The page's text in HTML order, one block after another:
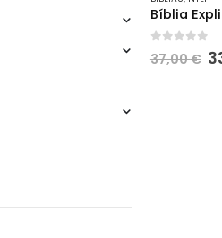
out of
37,00€ O